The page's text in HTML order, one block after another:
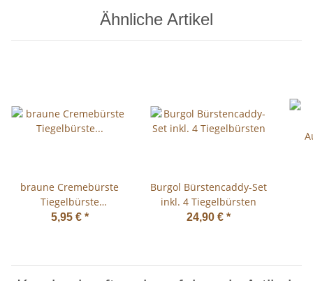
Ähnliche Artikel
braune Cremebürste
Tiegelbürste
Auftragbürste hell zum
5,95 € *
Burgol Bürstencaddy-Set
inkl. 4 Tiegelbürsten
24,90 € *